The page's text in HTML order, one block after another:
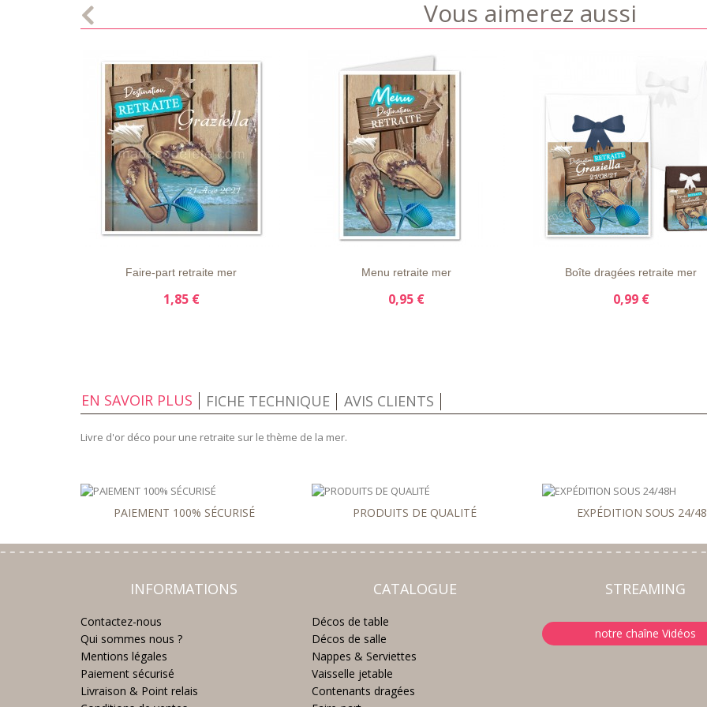
Vous aimerez aussi
LISTE
D'ENVIE
APERÇU
RAPIDE
DÉTAILS
Faire-part retraite mer
1,85 €
LISTE
D'ENVIE
APERÇU
RAPIDE
DÉTAILS
Menu retraite mer
0,95 €
LISTE
D'ENVIE
APERÇU
RAPIDE
Boîte dragées retraite mer
0,99 €
EN SAVOIR PLUS FICHE TECHNIQUE AVIS CLIENTS
Livre d'or déco pour une retraite sur le thème de la mer.
PAIEMENT 100% SÉCURISÉ PRODUITS DE QUALITÉ EXPÉDITION SOUS 24/
INFORMATIONS
Contactez-nous
Qui sommes nous ?
Mentions légales
Paiement sécurisé
Livraison & Point relais
CATALOGUE
Décos de table
Décos de salle
Nappes & Serviettes
Vaisselle jetable
Contenants dragées
STREAMING
notre chaîne Vidéos